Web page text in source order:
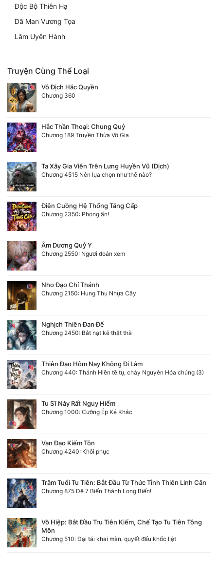
Độc Bộ Thiên Hạ
Dã Man Vương Tọa
Lâm Uyên Hành
Truyện Cùng Thể Loại
Vô Địch Hắc Quyền
Chương 360
Hắc Thần Thoại: Chung Quỷ
Chương 189 Truyền Thừa Võ Gia
Ta Xây Gia Viên Trên Lưng Huyền Vũ (Dịch)
Chương 4515 Nên lựa chọn như thế nào?
Điên Cuồng Hệ Thống Tăng Cấp
Chương 2350: Phong ấn!
Âm Dương Quỷ Y
Chương 2550: Ngươi đoán xem
Nho Đạo Chí Thánh
Chương 2150: Hung Thụ Nhựa Cây
Nghịch Thiên Đan Đế
Chương 2450: Bắt nạt kẻ thật thà
Thiên Đạo Hôm Nay Không Đi Làm
Chương 440: Thánh Hiền tề tụ, cháy Nguyên Hỏa chủng (3)
Tu Sĩ Này Rất Nguy Hiểm
Chương 1000: Cưỡng Ép Kẻ Khác
Vạn Đạo Kiếm Tôn
Chương 4240: Khôi phục
Trăm Tuổi Tu Tiên: Bắt Đầu Từ Thức Tỉnh Thiên Linh Căn
Chương 875 Đệ 7 Biến Thánh Long Biến!
Võ Hiệp: Bắt Đầu Tru Tiên Kiếm, Chế Tạo Tu Tiên Tông
Môn
Chương 510: Đại tái khai màn, quyết đấu khốc liệt